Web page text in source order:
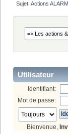
Sujet:Actions
Utilisateur
Identifiant:
Mot de passe:
Bienvenue,